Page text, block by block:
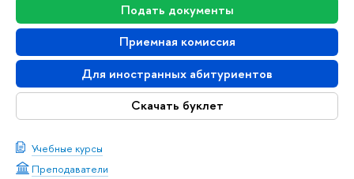
Подать документы
Приемная комиссия
Для иностранных абитуриентов
Скачать буклет
Учебные курсы
Преподаватели